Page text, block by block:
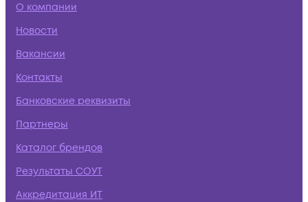
О компании
Новости
Вакансии
Контакты
Банковские реквизиты
Партнеры
Каталог брендов
Результаты СОУТ
Аккредитация ИТ